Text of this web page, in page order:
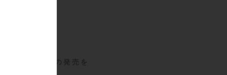
り12月中旬の発売を